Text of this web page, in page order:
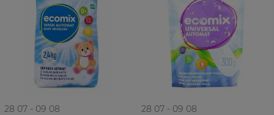
28 07 - 09 08 28 07 - 09 08